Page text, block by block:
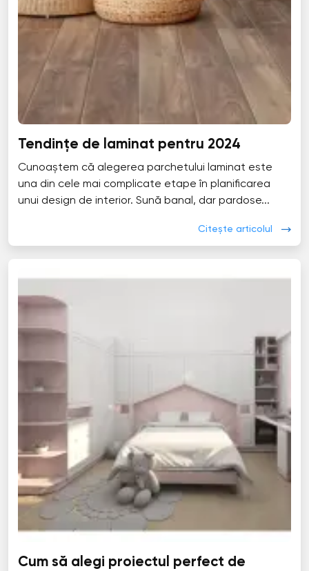
Tendințe de laminat pentru 2024
Cunoaștem că alegerea parchetului laminat este
una din cele mai complicate etape în planificarea
unui design de interior. Sună banal, dar pardose...
Citește articolul
Cum să alegi proiectul perfect de